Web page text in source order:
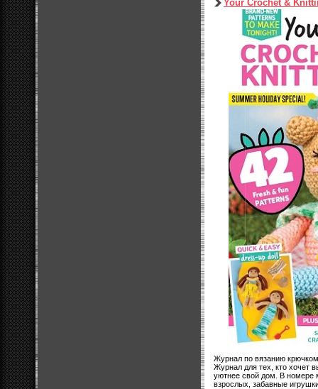
Your Crochet &
Журнал по вязанию
Журнал для тех, кто хочет
уютнее свой дом. В номере
взрослых, забавные